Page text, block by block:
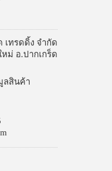
เทรดดิ้ง จำกัด
ม่ อ.ปากเกร็ด
ลสินค้า